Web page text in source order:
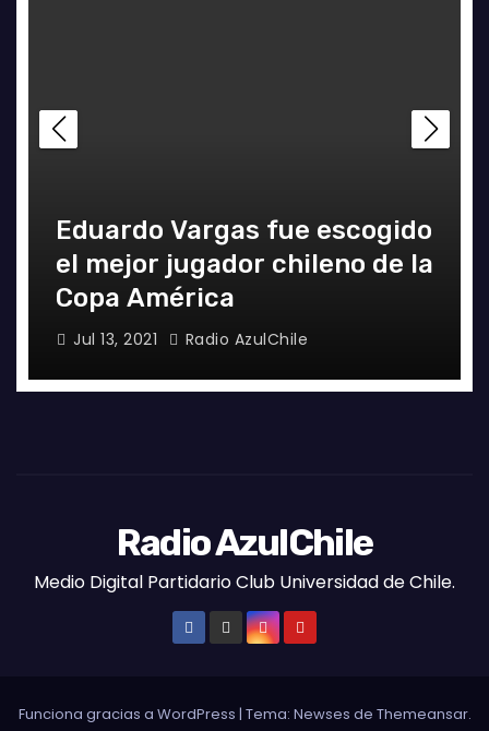
Eduardo Vargas fue escogido
el mejor jugador chileno de la
Copa América
Jul 13, 2021 Radio AzulChile
Radio AzulChile
Medio Digital Partidario Club Universidad de Chile.
Funciona gracias a WordPress | Tema: Newses de Themeansar.